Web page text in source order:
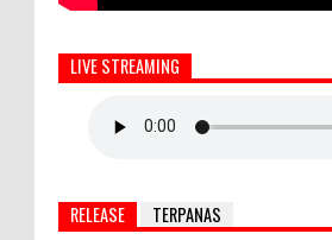
LIVE STREAMING
RELEASE TERPANAS